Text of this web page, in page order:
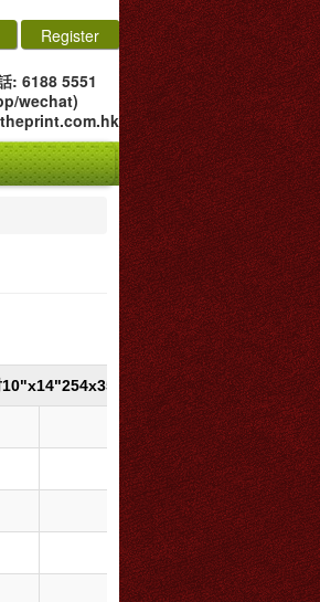
Register
: 6188 5551
wechat)
10"x14"254x355mm
開 窗
$ 1,800
$ 2,300
$ 3,000
$ 3,560